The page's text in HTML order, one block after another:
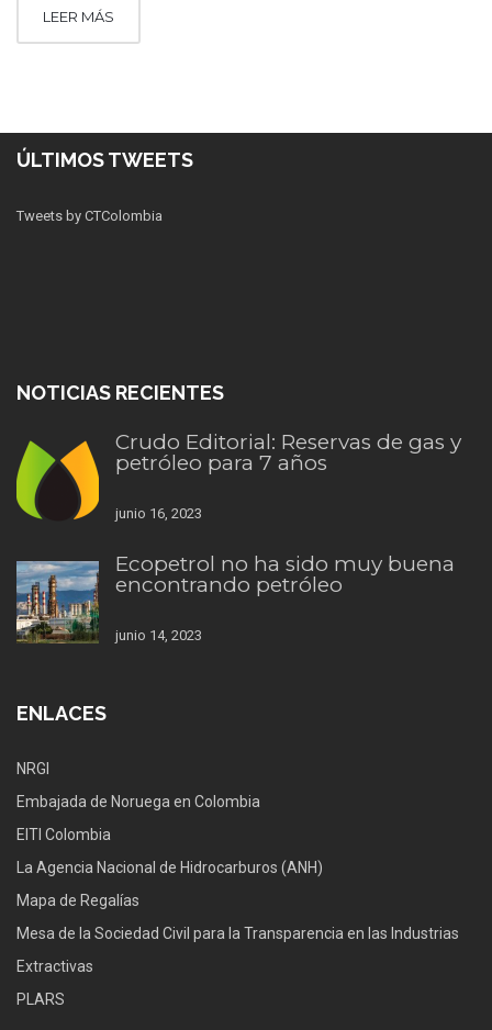
LEER MÁS
ÚLTIMOS TWEETS
Tweets by CTColombia
NOTICIAS RECIENTES
Crudo Editorial: Reservas de gas y
petróleo para 7 años
junio 16, 2023
Ecopetrol no ha sido muy buena
encontrando petróleo
junio 14, 2023
ENLACES
NRGI
Embajada de Noruega en Colombia
EITI Colombia
La Agencia Nacional de Hidrocarburos (ANH)
Mapa de Regalías
Mesa de la Sociedad Civil para la Transparencia en las Industrias
Extractivas
PLARS